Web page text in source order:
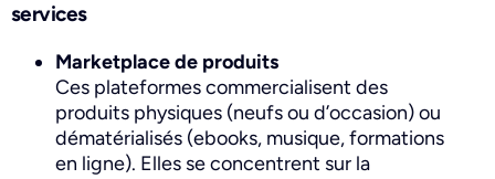
services
Marketplace de produits
Ces plateformes commercialisent des
produits physiques (neufs ou d’occasion) ou
dématérialisés (ebooks, musique, formations
en ligne). Elles se concentrent sur la